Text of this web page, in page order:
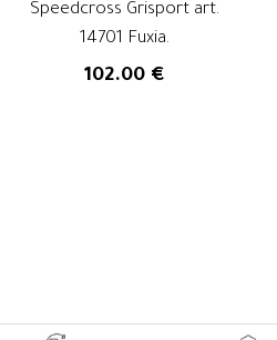
Speedcross Grisport art.
14701 Fuxia.
102.00 €